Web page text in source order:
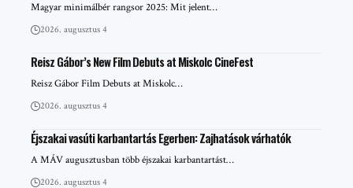
Magyar minimálbér rangsor 2025: Mit jelent…
2026. augusztus 4
Reisz Gábor’s New Film Debuts at Miskolc CineFest
Reisz Gábor Film Debuts at Miskolc…
2026. augusztus 4
Éjszakai vasúti karbantartás Egerben: Zajhatások várhatók
A MÁV augusztusban több éjszakai karbantartást…
2026. augusztus 4